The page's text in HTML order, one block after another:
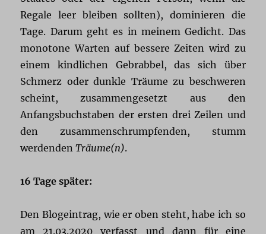
Regale leer bleiben sollten), dominieren die
Tage. Darum geht es in meinem Gedicht. Das
monotone Warten auf bessere Zeiten wird zu
einem kindlichen Gebrabbel, das sich über
Schmerz oder dunkle Träume zu beschweren
scheint, zusammengesetzt aus den
Anfangsbuchstaben der ersten drei Zeilen und
den zusammenschrumpfenden, stumm
werdendenTräume(n).
16 Tage später:
Den Blogeintrag, wie er oben steht, habe ich so
am 21.03.2020 verfasst und dann für eine